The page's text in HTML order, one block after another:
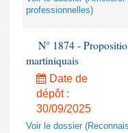
professionnelles)
N° 1874 -
martiniquais
Date de
dépôt :
30/09/2025
Voir le dossier